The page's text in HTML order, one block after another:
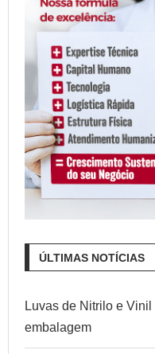
ÚLTIMAS NOTÍCIAS
Luvas de Nitrilo e
embalagem